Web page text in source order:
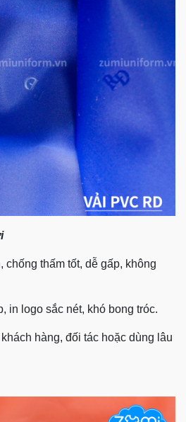
chống thấm tốt, dễ gấp, không
in logo sắc nét, khó bong tróc.
hàng, đối tác hoặc dùng lâu